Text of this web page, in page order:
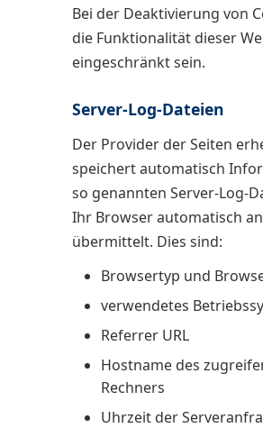
Bei der Deaktivierung von
die Funktionalität dieser
eingeschränkt sein.
Server-Log-Dateien
Der Provider der Seiten
speichert automatisch
so genannten Server-Log-
Ihr Browser automatisch
übermittelt. Dies sind:
Browsertyp und
verwendetes
Referrer URL
Hostname des
Rechners
Uhrzeit der